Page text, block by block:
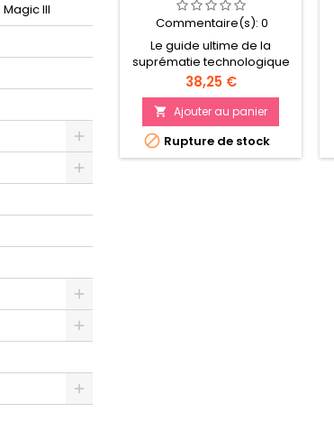
III
Commentaire(s): 0
Le guide ultime de la
suprématie technologique
de l'Empire T'au 136 pages
d'historiques et de règles
de jeu Inclut des Traits de
Seigneur de Guerre, des
Reliques, des règles de
Croisade approfondies, les
Prix
38,25 €
 Ajouter au panier
 Rupture de stock